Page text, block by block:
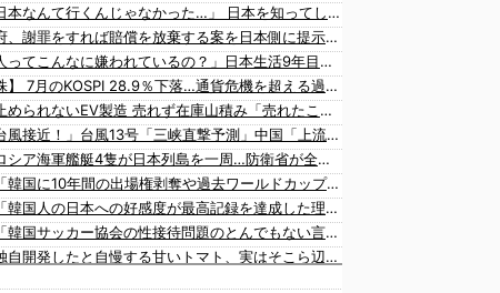
海外「日本なんて行くんじゃなかった…」 日本を知ってしまったディズニー信者、帰国後『本家』に失望する事態に
韓国政府、謝罪をすれば賠償を放棄する案を日本側に提示するも拒否される＝韓国の反応
「中国人ってこんなに嫌われているの？」日本生活9年目で明かす本心！
【韓国株】 7月のKOSPI 28.9％下落…通貨危機を超える過去最大の下げ幅
中国、止められないEV製造 売れず在庫山積み「売れたこと」にして補助金を騙し取る事案を思いつきが横行
中国「台風接近！」台風13号「三峡直撃予測」中国「上流大洪水！（三峡上流」中国都市「8/5の映像（動画」三峡ダム「緊急放流（決壊危機」中国「下流大水害（震え声」→
中国とロシア海軍艦艇4隻が日本列島を一周…防衛省が全航路を公開！
韓国人「韓国に10年間の出場権剥奪や過去ワールドカップ、オリンピック予選の記録削除を要求するFIFA公式制裁を海外メディアが報道！」
韓国人「韓国人の日本への好感度が最高記録を達成した理由」
韓国人「韓国サッカー協会の性接待問題のとんでもない言い訳がこちら…」→「もはや自白だろこれ…（ﾌﾞﾙﾌﾞﾙ」＝韓国の反応
韓国が独自開発したと自慢する甘いトマト、実はそこら辺のトマトに砂糖水を注入していただけなのが判明して大問題にw